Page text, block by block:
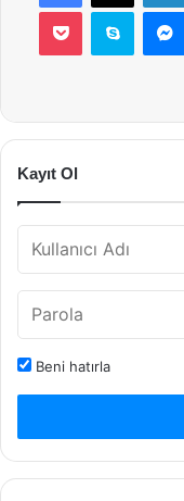
Pocket Skype
Kayıt Ol
Beni hatırla